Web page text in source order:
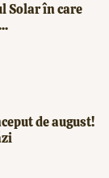
Solar în care
de august!